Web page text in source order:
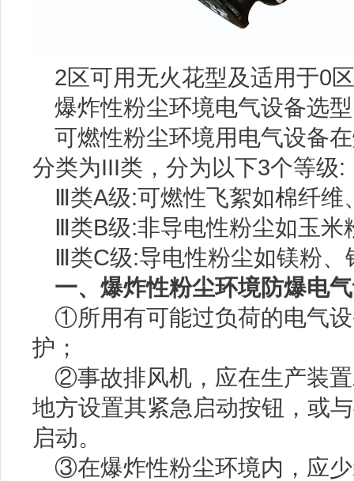
2区可用无火花型及适用于0
爆炸性粉尘环境电气设备选型
可燃性粉尘环境用电气设备
分类为III类，分为以下3个等级:
Ⅲ类A级:可燃性飞絮如棉纤维
Ⅲ类B级:非导电性粉尘如玉米
Ⅲ类C级:导电性粉尘如镁粉
一、爆炸性粉尘环境防爆电
①所用有可能过负荷的电气
护；
②事故排风机，应在生产装
地方设置其紧急启动按钮，或
启动。
③在爆炸性粉尘环境内，应